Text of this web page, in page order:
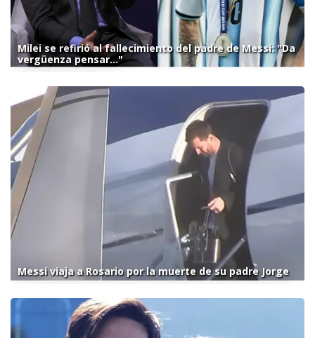
Milei se refirió al fallecimiento del padre de Messi: "Da
vergüenza pensar..."
Messi viaja a Rosario por la muerte de su padre Jorge